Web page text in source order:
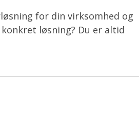
for din virksomhed og
løsning? Du er altid